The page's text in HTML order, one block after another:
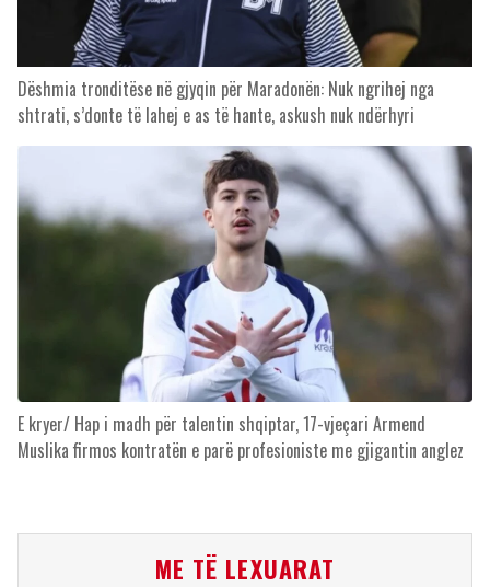
Dëshmia tronditëse në gjyqin për Maradonën: Nuk ngrihej nga
shtrati, s’donte të lahej e as të hante, askush nuk ndërhyri
E kryer/ Hap i madh për talentin shqiptar, 17-vjeçari Armend
Muslika firmos kontratën e parë profesioniste me gjigantin anglez
ME TË LEXUARAT